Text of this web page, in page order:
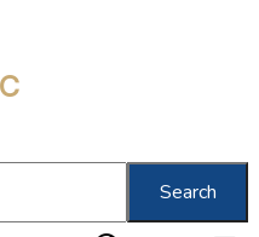
Search